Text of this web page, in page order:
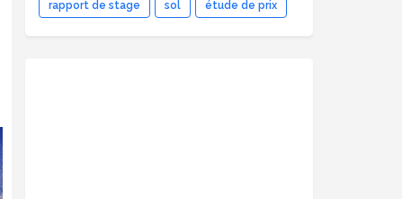
rapport de stage sol étude de prix